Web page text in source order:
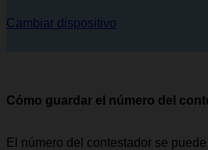
Cambiar dispositivo
Cómo guardar el número del
El número del contestador se